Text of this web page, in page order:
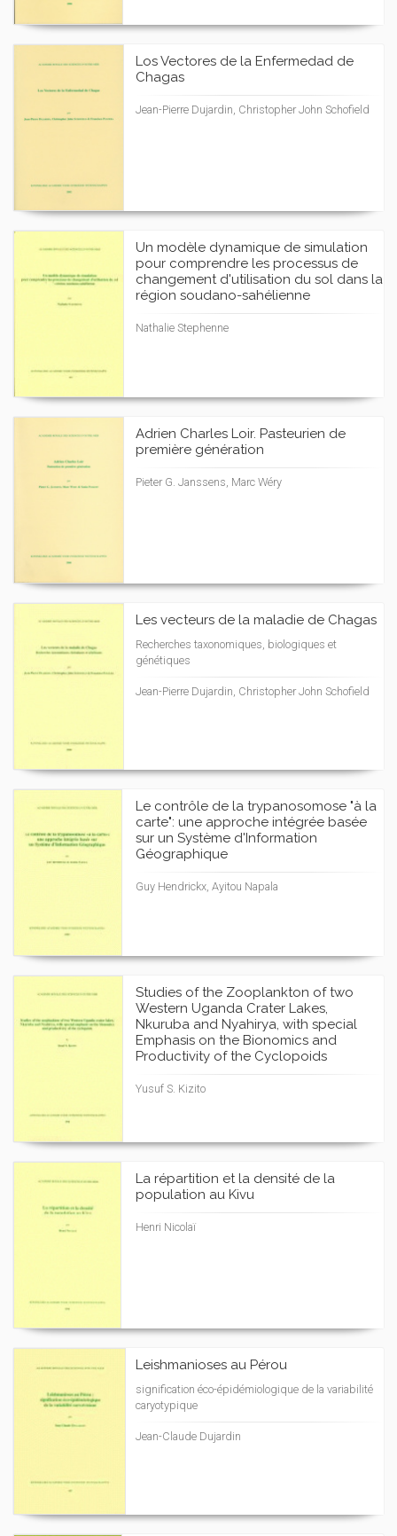
Los Vectores de la Enfermedad de
Chagas
Jean-Pierre Dujardin, Christopher John Schofield
Un modèle dynamique de simulation
pour comprendre les processus de
changement d'utilisation du sol dans la
région soudano-sahélienne
Nathalie Stephenne
Adrien Charles Loir. Pasteurien de
première génération
Pieter G. Janssens, Marc Wéry
Les vecteurs de la maladie de Chagas
Recherches taxonomiques, biologiques et
génétiques
Jean-Pierre Dujardin, Christopher John Schofield
Le contrôle de la trypanosomose "à la
carte": une approche intégrée basée
sur un Système d'Information
Géographique
Guy Hendrickx, Ayitou Napala
Studies of the Zooplankton of two
Western Uganda Crater Lakes,
Nkuruba and Nyahirya, with special
Emphasis on the Bionomics and
Productivity of the Cyclopoids
Yusuf S. Kizito
La répartition et la densité de la
population au Kivu
Henri Nicolaï
Leishmanioses au Pérou
signification éco-épidémiologique de la variabilité
caryotypique
Jean-Claude Dujardin